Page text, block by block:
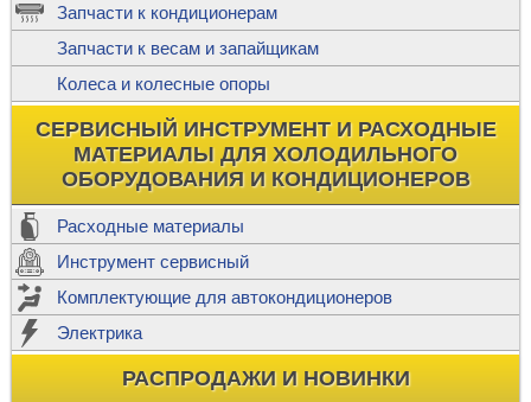
Запчасти к кондиционерам
Запчасти к весам и запайщикам
Колеса и колесные опоры
СЕРВИСНЫЙ ИНСТРУМЕНТ И РАСХОДНЫЕ
МАТЕРИАЛЫ ДЛЯ ХОЛОДИЛЬНОГО
ОБОРУДОВАНИЯ И КОНДИЦИОНЕРОВ
Расходные материалы
Инструмент сервисный
Комплектующие для автокондиционеров
Электрика
РАСПРОДАЖИ И НОВИНКИ